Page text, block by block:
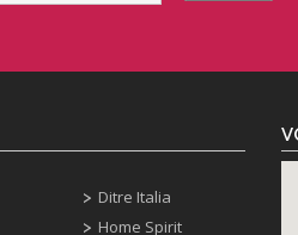
Ditre Italia
Home Spirit